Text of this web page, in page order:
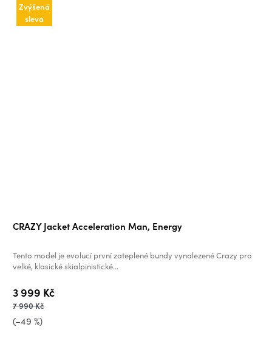
Zvýšená
sleva
CRAZY Jacket Acceleration Man, Energy
hodnocení
produktu
je
z
5
hvězdiček.
3 999 Kč
7 990 Kč
(–49 %)
Tento model je evolucí první zateplené bundy vynalezené Crazy pro
velké, klasické skialpinistické...